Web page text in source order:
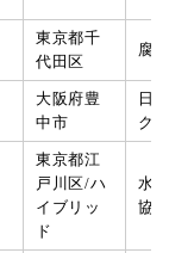
東京都千
代田区
腐
大阪府豊
中市
日
ク
東京都江
戸川区/ハ
イブリッ
ド
水
協